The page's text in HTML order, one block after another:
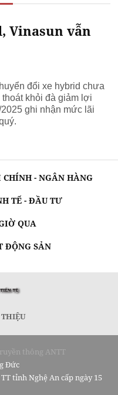
Vinasun vẫn
đổi xe hybrid chưa
khỏi đà giảm lợi
ghi nhận mức lãi
CHÍNH - NGÂN HÀNG
TẾ - ĐẦU TƯ
QUA
ĐỘNG SẢN
thông ANTT
Đức
tỉnh Nghệ An cấp ngày 15